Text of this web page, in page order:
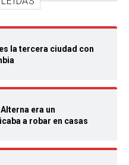
la tercera ciudad con
era un
a robar en casas